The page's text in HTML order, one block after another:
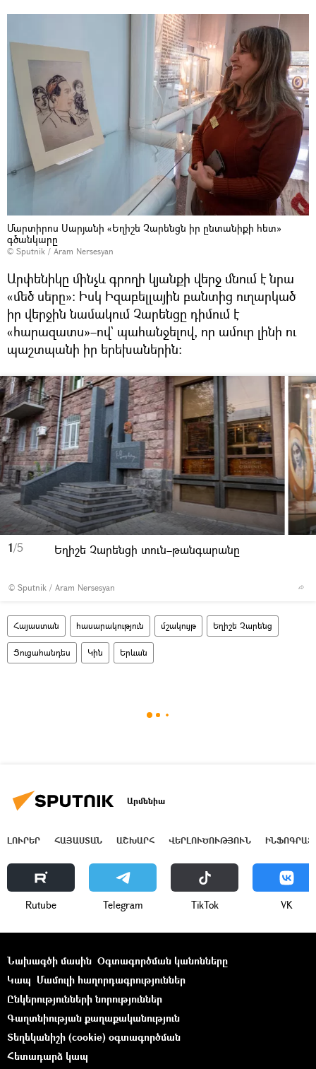
Մարտիրոս Սարյանի «Եղիշե Չարենցն իր ընտանիքի հետ»
գծանկարը
© Sputnik / Aram Nersesyan
Արփենիկը մինչև գրողի կյանքի վերջ մնում է նրա
«մեծ սերը»։ Իսկ Իզաբելլային բանտից ուղարկած
իր վերջին նամակում Չարենցը դիմում է
«հարազատս»–ով` պահանջելով, որ ամուր լինի ու
պաշտպանի իր երեխաներին։
1/5
© Sputnik / Aram Nersesyan
Եղիշե Չարենցի տուն–թանգարանը
Հայաստան հասարակություն մշակույթ Եղիշե Չարենց
Ցուցահանդես Կին Երևան
Արմենիա
ԼՈՒՐԵՐ ՀԱՅԱՍՏԱՆ ԱՇԽԱՐՀ ՎԵՐԼՈՒԾՈՒԹՅՈՒՆ
Rutube Telegram ТikТоk VK
Նախագծի մասին Օգտագործման կանոնները
Կապ Մամուլի հաղորդագրություններ
Ընկերությունների նորություններ
Գաղտնիության քաղաքականություն
Տեղեկանիշի (cookie) օգտագործման
Հետադարձ կապ